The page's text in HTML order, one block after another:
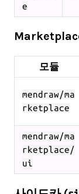
e
모듈
mendraw/ma
rketplace
mendraw/ma
rketplace/
ui